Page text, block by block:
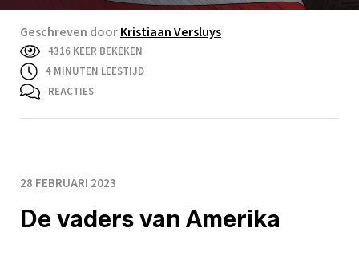
Geschreven doorKristiaan Versluys
4316 KEER BEKEKEN
4 MINUTEN LEESTIJD
REACTIES
28 FEBRUARI 2023
De vaders van Amerika